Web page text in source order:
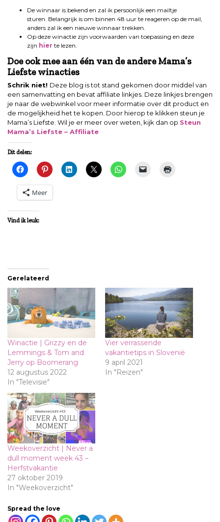
De winnaar is bekend en zal ik persoonlijk een mailtje
sturen. Belangrijk is om binnen 48 uur te reageren op de mail,
anders zal ik een nieuwe winnaar trekken.
Op deze winactie zijn voorwaarden van toepassing en deze
zijn hier te lezen.
Doe ook mee aan één van de andere Mama’s
Liefste winacties
Schrik niet! Deze blog is tot stand gekomen door middel van
een samenvatting en bevat affiliate linkjes. Deze linkjes brengen
je naar de webwinkel voor meer informatie over dit product en
de mogelijkheid het te kopen. Door hierop te klikken steun je
Mama’s Liefste. Wil je er meer over weten, kijk dan op Steun
Mama’s Liefste – Affiliate
Dit delen:
Meer
Vind ik leuk:
Gerelateerd
Winactie | Grizzy en de
Lemmings & Tom and
Jerry op Boomerang
12 augustus 2022
In "Televisie"
Vier verrassende
vakantietips in Slovenië
9 april 2021
In "Reizen"
Weekoverzicht | Never a
dull moment week 43 –
Herfstvakantie
27 oktober 2019
In "Weekoverzicht"
Spread the love